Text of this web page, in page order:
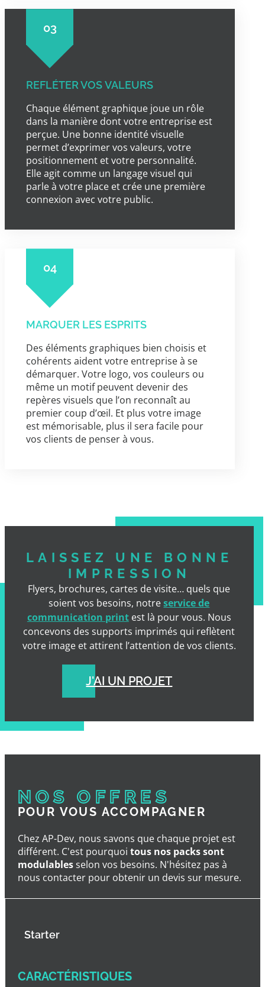
03
REFLÉTER VOS VALEURS
Chaque élément graphique joue un rôle
dans la manière dont votre entreprise est
perçue. Une bonne identité visuelle
permet d’exprimer vos valeurs, votre
positionnement et votre personnalité.
Elle agit comme un langage visuel qui
parle à votre place et crée une première
connexion avec votre public.
04
MARQUER LES ESPRITS
Des éléments graphiques bien choisis et
cohérents aident votre entreprise à se
démarquer. Votre logo, vos couleurs ou
même un motif peuvent devenir des
repères visuels que l’on reconnaît au
premier coup d’œil. Et plus votre image
est mémorisable, plus il sera facile pour
vos clients de penser à vous.
LAISSEZ UNE BONNE
IMPRESSION
Flyers, brochures, cartes de visite… quels que
soient vos besoins, notreservice de
communication printest là pour vous. Nous
concevons des supports imprimés qui reflètent
votre image et attirent l’attention de vos clients.
J'AI UN PROJET
NOS OFFRES
POUR VOUS ACCOMPAGNER
Chez AP-Dev, nous savons que chaque projet est
différent. C'est pourquoi tous nos packs sont
modulablesselon vos besoins. N'hésitez pas à
nous contacter pour obtenir un devis sur mesure.
CARACTÉRISTIQUES
Starter